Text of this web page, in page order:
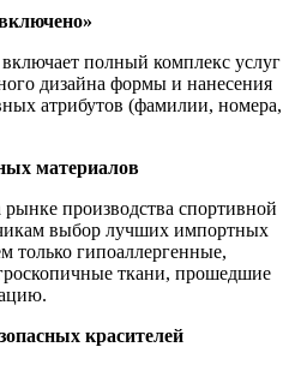
полный комплекс услуг
дизайна формы и нанесения
атрибутов (фамилии, номера,
материалов
производства спортивной
выбор лучших импортных
только гипоаллергенные,
ткани, прошедшие
красителей